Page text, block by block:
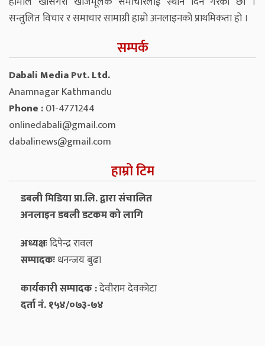
सन्तुलित विचार र समाचार सामाग्री हाम्रो अनलाइनको प्राथमिकता हो ।
सम्पर्क
Dabali Media Pvt. Ltd.
Anamnagar Kathmandu
Phone :01-4771244
onlinedabali@gmail.com
dabalinews@gmail.com
हाम्रो टिम
डबली मिडिया प्रा.लि. द्वारा संचालित
अनलाइन डबली डटकम को लागि
अध्यक्षःदिपेन्द्र रावल
सम्पादकःधनन्‍जय बुढा
कार्यकारी सम्पादक :देवीराम देवकोटा
दर्ता नं. १५४/०७३-७४